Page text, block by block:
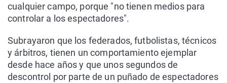
cualquier campo, porque "no tienen medios para
controlar a los espectadores".
Subrayaron que los federados, futbolistas, técnicos
y árbitros, tienen un comportamiento ejemplar
desde hace años y que unos segundos de
descontrol por parte de un puñado de espectadores